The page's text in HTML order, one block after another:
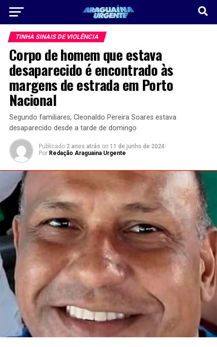
TINHA SINAIS DE VIOLÊNCIA
Corpo de homem que estava
desaparecido é encontrado às
margens de estrada em Porto
Nacional
Segundo familiares, Cleonaldo Pereira Soares estava
desaparecido desde a tarde de domingo
Publicado 2 anos atrás on 11 de junho de 2024
Por Redação Araguaina Urgente